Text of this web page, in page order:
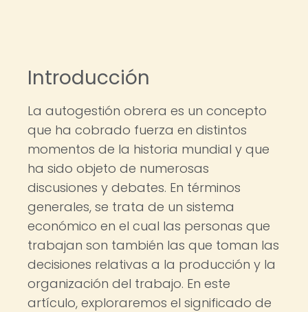
Introducción
La autogestión obrera es un concepto
que ha cobrado fuerza en distintos
momentos de la historia mundial y que
ha sido objeto de numerosas
discusiones y debates. En términos
generales, se trata de un sistema
económico en el cual las personas que
trabajan son también las que toman las
decisiones relativas a la producción y la
organización del trabajo. En este
artículo, exploraremos el significado de